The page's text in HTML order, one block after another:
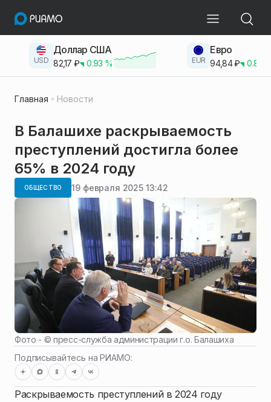
USD
Доллар США
82,17 ₽ 0.93 % EUR
Евро
94,84₽ 0.83
Главная Новости
В Балашихе раскрываемость
преступлений достигла более
65% в 2024 году
ОБЩЕСТВО 19 февраля 2025 13:42
Фото - ©пресс-служба администрации г.о. Балашиха
Подписывайтесь на РИАМО:
Раскрываемость преступлений в 2024 году